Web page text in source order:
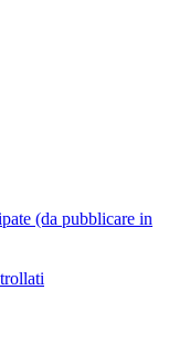
(da pubblicare in